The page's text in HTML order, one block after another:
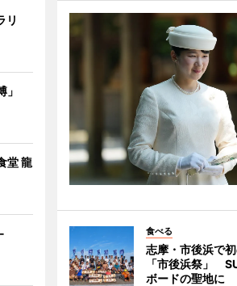
食べる
志摩・市後浜で
「市後浜祭」
ボードの聖地に
リ
」
堂 龍